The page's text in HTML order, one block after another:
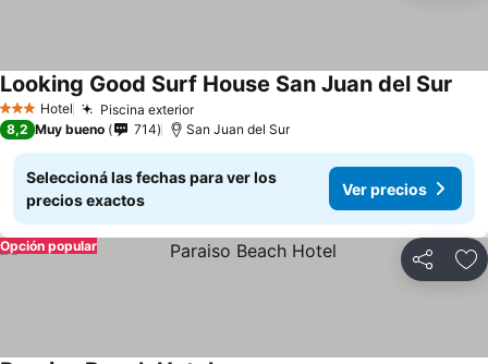
3 Estrellas
Hotel Piscina exterior
Looking Good Surf House San Juan del Sur
8,2 Muy bueno 714 San Juan del Sur
Seleccioná las fechas para ver los
precios exactos
Ver precios
Compartir
Opción popular